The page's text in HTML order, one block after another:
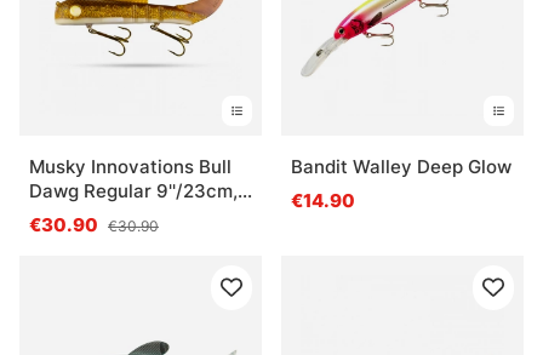
Musky Innovations Bull
Dawg Regular 9''/23cm,
127g
€30.90 €30.90
Bandit Walley Deep Glow
€14.90